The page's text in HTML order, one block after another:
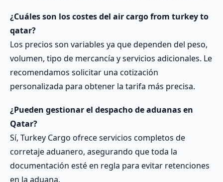
¿Cuáles son los costes del air cargo from turkey to
qatar?
Los precios son variables ya que dependen del peso,
volumen, tipo de mercancía y servicios adicionales. Le
recomendamos solicitar una cotización
personalizada para obtener la tarifa más precisa.
¿Pueden gestionar el despacho de aduanas en
Qatar?
Sí, Turkey Cargo ofrece servicios completos de
corretaje aduanero, asegurando que toda la
documentación esté en regla para evitar retenciones
en la aduana.